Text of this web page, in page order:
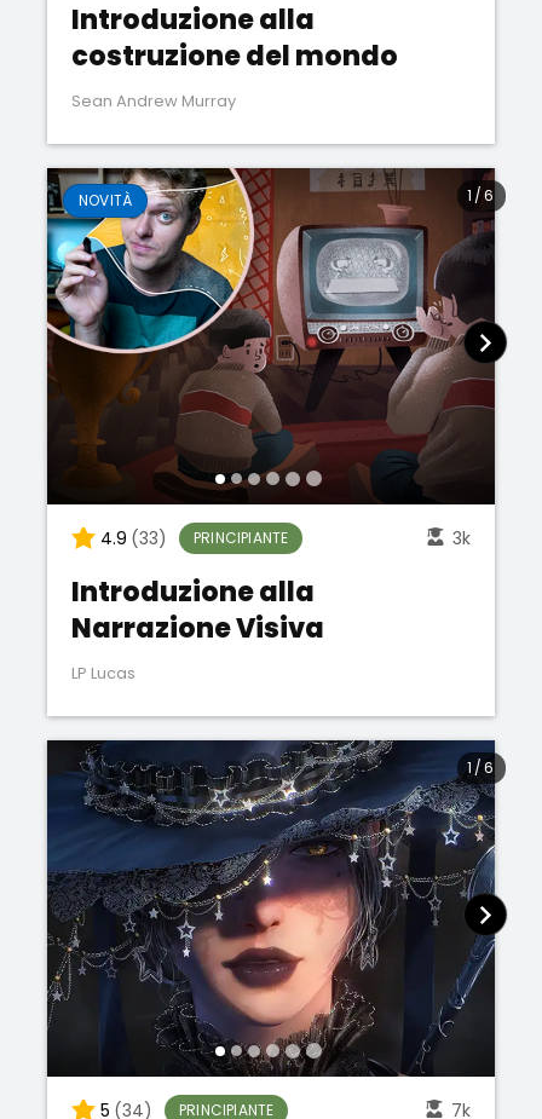
Introduzione alla
costruzione del mondo
Sean Andrew Murray
NOVITÀ
4.9 (33) PRINCIPIANTE 3k
Introduzione alla
Narrazione Visiva
LP Lucas
1 /6
5 (34) PRINCIPIANTE 7k
1 /6